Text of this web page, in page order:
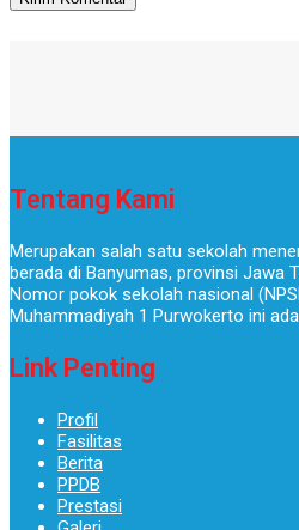
Tentang Kami
Merupakan salah satu sekolah
berada di Banyumas, provinsi Jawa
Nomor pokok sekolah nasional
Muhammadiyah 1 Purwokerto ini
Link Penting
Profil
Fasilitas
Berita
PPDB
Prestasi